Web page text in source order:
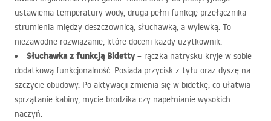
ustawienia temperatury wody, druga pełni funkcję przełącznika
strumienia między deszczownicą, słuchawką, a wylewką. To
niezawodne rozwiązanie, które doceni każdy użytkownik.
Słuchawka z funkcją Bidetty– rączka natrysku kryje w sobie
dodatkową funkcjonalność. Posiada przycisk z tyłu oraz dyszę na
szczycie obudowy. Po aktywacji zmienia się w bidetkę, co ułatwia
sprzątanie kabiny, mycie brodzika czy napełnianie wysokich
naczyń.